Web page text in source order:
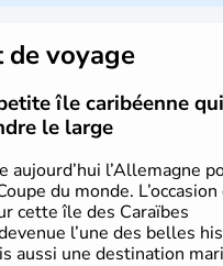
d'une grande
grands noms qu'il a vu
arts à la politique en
Gutenberg, Heidegger,
Hegel en font partie.
de voyage
île caribéenne
le large
aujourd’hui l’Allemagne
du monde. L’occasion
cette île des Caraïbes
l’une des belles
aussi une destination